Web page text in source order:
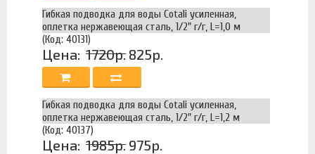
Гибкая подводка для воды Cotali усиленная,
оплетка нержавеющая сталь, 1/2" г/г, L=1,0 м
(Код: 40131)
Цена: 1720р. 825р.
Гибкая подводка для воды Cotali усиленная,
оплетка нержавеющая сталь, 1/2" г/г, L=1,2 м
(Код: 40137)
Цена: 1985р. 975р.